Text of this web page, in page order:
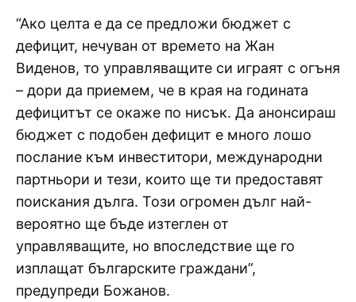
“Ако целта е да се предложи бюджет с
дефицит, нечуван от времето на Жан
Виденов, то управляващите си играят с огъня
– дори да приемем, че в края на годината
дефицитът се окаже по нисък. Да анонсираш
бюджет с подобен дефицит е много лошо
послание към инвеститори, международни
партньори и тези, които ще ти предоставят
поискания дълга. Този огромен дълг най-
вероятно ще бъде изтеглен от
управляващите, но впоследствие ще го
изплащат българските граждани”,
предупреди Божанов.